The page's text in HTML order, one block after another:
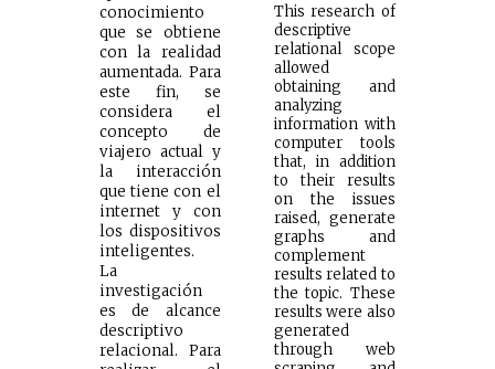
conocimiento
que se obtiene
con la realidad
aumentada. Para
este fin, se
considera el
concepto de
viajero actual y
la interacción
que tiene con el
internet y con
los dispositivos
inteligentes.
La
investigación
es de alcance
descriptivo
relacional. Para
This research of
descriptive
relational scope
allowed
obtaining and
analyzing
information with
computer tools
that, in addition
to their results
on the issues
raised, generate
graphs and
complement
results related to
the topic. These
results were also
generated
through web